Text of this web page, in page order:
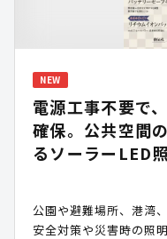
NEW
電源工事不要で
確保。公共空間
るソーラーLED
公園や避難場所、港湾
安全対策や災害時の照